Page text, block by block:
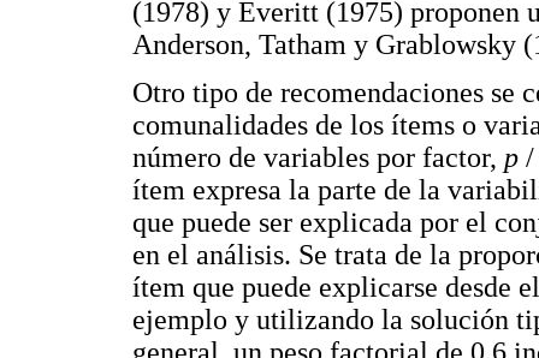
(1978) y Everitt (1975) proponen
Anderson, Tatham y Grablowsky
Otro tipo de recomendaciones se
comunalidades de los ítems o
número de variables por factor, p
ítem expresa la parte de la
que puede ser explicada por el
en el análisis. Se trata de la
ítem que puede explicarse desde
ejemplo y utilizando la solución
general, un peso factorial de 0.6